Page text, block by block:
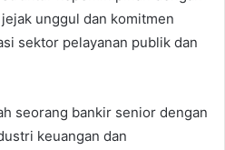
unggul dan komitmen
sektor pelayanan publik dan
seorang bankir senior dengan
keuangan dan